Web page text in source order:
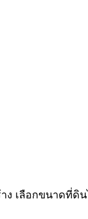
เลือกขนาดที่ดิ